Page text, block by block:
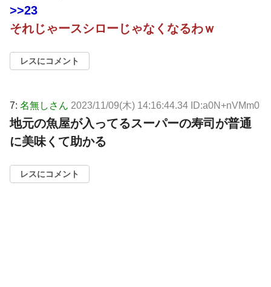
>>23
それじゃースシローじゃなくなるわｗ
レスにコメント
7: 名無しさん 2023/11/09(木) 14:16:44.34 ID:a0N+nVMm0
地元の魚屋が入ってるスーパーの寿司が普通
に美味くて助かる
レスにコメント